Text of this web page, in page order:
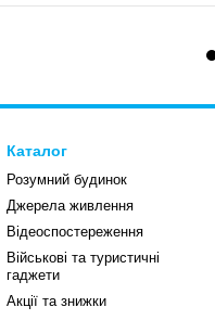
Каталог
Розумний будинок
Джерела живлення
Відеоспостереження
Військові та туристичні
гаджети
Акції та знижки